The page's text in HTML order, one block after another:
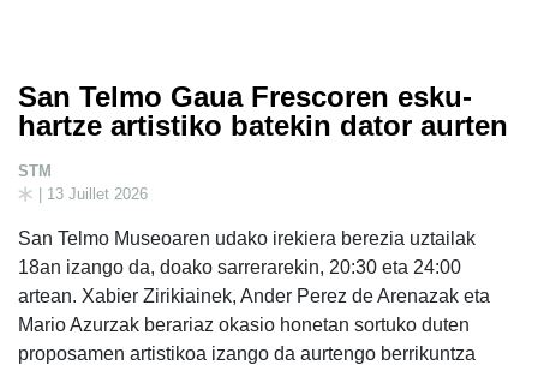
San Telmo Gaua Frescoren esku-
hartze artistiko batekin dator aurten
STM
| 13 Juillet 2026
San Telmo Museoaren udako irekiera berezia uztailak
18an izango da, doako sarrerarekin, 20:30 eta 24:00
artean. Xabier Zirikiainek, Ander Perez de Arenazak eta
Mario Azurzak berariaz okasio honetan sortuko duten
proposamen artistikoa izango da aurtengo berrikuntza